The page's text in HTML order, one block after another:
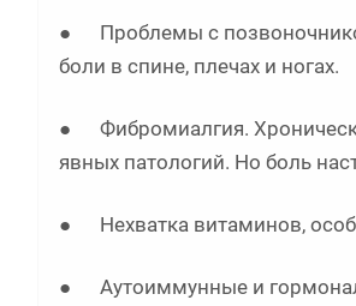
● Проблемы с
боли в спине, плечах и ногах.
● Фибромиалгия.
явных патологий. Но боль
● Нехватка витаминов,
● Аутоиммунные и